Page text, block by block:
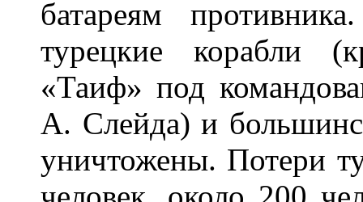
батареям
турецкие корабли
«Таиф» под
А. Слейда) и
уничтожены. Потери